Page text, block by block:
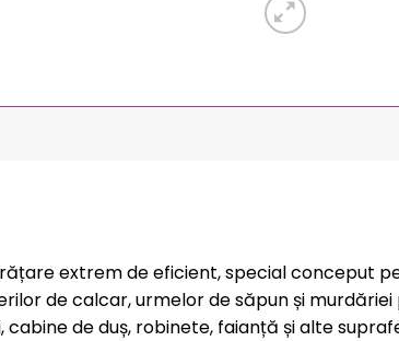
extrem de eficient, special conceput
de calcar, urmelor de săpun și
de duș, robinete, faianță și alte